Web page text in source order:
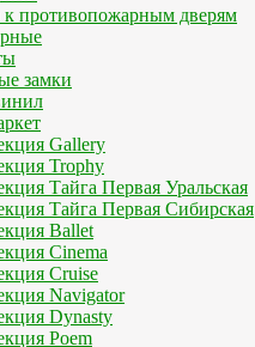
противопожарным дверям
замки
Gallery
Trophy
Тайга Первая Уральская
Тайга Первая Сибирская
Ballet
Cinema
Cruise
Navigator
Dynasty
Poem